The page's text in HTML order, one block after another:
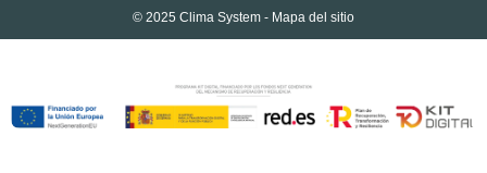
© 2025 Clima System - Mapa del sitio